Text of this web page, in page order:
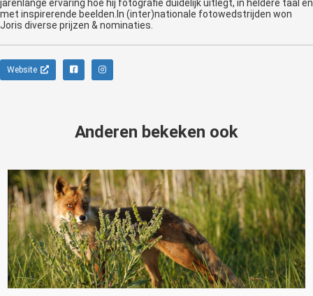
jarenlange ervaring hoe hij fotografie duidelijk uitlegt, in heldere taal en
met inspirerende beelden.In (inter)nationale fotowedstrijden won
Joris diverse prijzen & nominaties.
Website
Anderen bekeken ook